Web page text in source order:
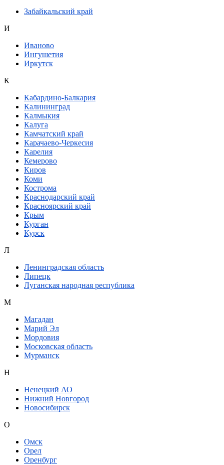
Забайкальский край
И
Иваново
Ингушетия
Иркутск
К
Кабардино-Балкария
Калининград
Калмыкия
Калуга
Камчатский край
Карачаево-Черкесия
Карелия
Кемерово
Киров
Коми
Кострома
Краснодарский край
Красноярский край
Крым
Курган
Курск
Л
Ленинградская область
Липецк
Луганская народная республика
М
Магадан
Марий Эл
Мордовия
Московская область
Мурманск
Н
Ненецкий АО
Нижний Новгород
Новосибирск
О
Омск
Орел
Оренбург